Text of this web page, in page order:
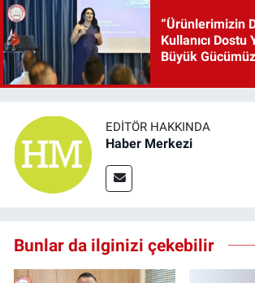
“Ürünlerimizin
Kullanıcı Dostu
Büyük
EDITÖR HAKKINDA
Haber Merkezi
Bunlar da ilginizi çekebilir